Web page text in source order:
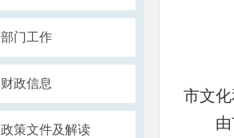
部门工作
财政信息
政策文件及解读
市文化
由市